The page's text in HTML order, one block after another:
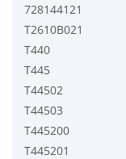
728144121
T2610B021
T440
T445
T44502
T44503
T445200
T445201